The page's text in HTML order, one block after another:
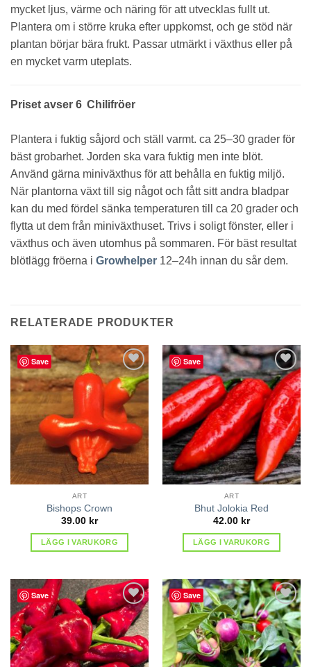
mycket ljus, värme och näring för att utvecklas fullt ut.
Plantera om i större kruka efter uppkomst, och ge stöd när
plantan börjar bära frukt. Passar utmärkt i växthus eller på
en mycket varm uteplats.
Priset avser 6 Chilifröer
Plantera i fuktig såjord och ställ varmt. ca 25–30 grader för
bäst grobarhet. Jorden ska vara fuktig men inte blöt.
Använd gärna miniväxthus för att behålla en fuktig miljö.
När plantorna växt till sig något och fått sitt andra bladpar
kan du med fördel sänka temperaturen till ca 20 grader och
flytta ut dem från miniväxthuset. Trivs i soligt fönster, eller i
växthus och även utomhus på sommaren. För bäst resultat
blötlägg fröerna i Growhelper 12–24h innan du sår dem.
RELATERADE PRODUKTER
Save
lägg till
i
favoriter
ART
Bishops Crown
39.00 kr
LÄGG I VARUKORG
Save
lägg till
i
favoriter
ART
Bhut Jolokia Red
42.00 kr
LÄGG I VARUKORG
Save
lägg till
i
favoriter
Save
lägg till
i
favoriter